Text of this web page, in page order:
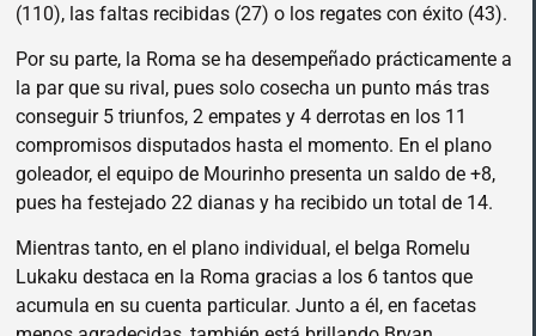
(110), las faltas recibidas (27) o los regates con éxito (43).
Por su parte, la Roma se ha desempeñado prácticamente a
la par que su rival, pues solo cosecha un punto más tras
conseguir 5 triunfos, 2 empates y 4 derrotas en los 11
compromisos disputados hasta el momento. En el plano
goleador, el equipo de Mourinho presenta un saldo de +8,
pues ha festejado 22 dianas y ha recibido un total de 14.
Mientras tanto, en el plano individual, el belga Romelu
Lukaku destaca en la Roma gracias a los 6 tantos que
acumula en su cuenta particular. Junto a él, en facetas